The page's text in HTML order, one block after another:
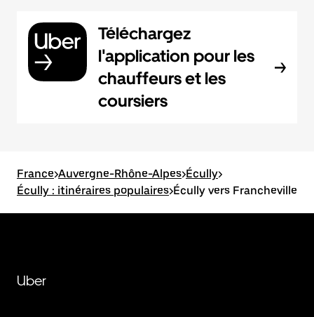
Téléchargez
l'application pour les
chauffeurs et les
coursiers
France>Auvergne-Rhône-Alpes>Écully>
Écully : itinéraires populaires>Écully vers Francheville
Uber